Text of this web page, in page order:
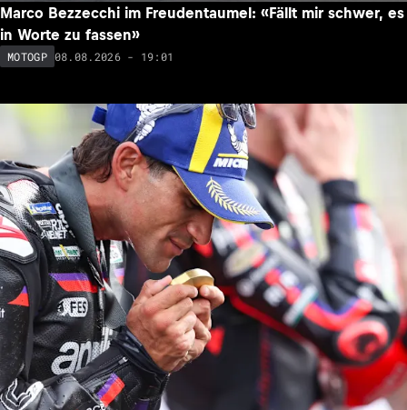
Marco Bezzecchi im Freudentaumel: «Fällt mir schwer, es
in Worte zu fassen»
MOTOGP 08.08.2026 - 19:01